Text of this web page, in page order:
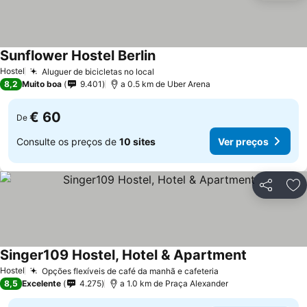
Hostel Aluguer de bicicletas no local
Sunflower Hostel BerlinVer preços
8,2 Muito boa 9.401 a 0.5 km de Uber Arena
De € 60
Consulte os preços de 10 sites Ver preços
Partilhar
Hostel Opções flexíveis de café da manhã e cafeteria
Singer109 Hostel, Hotel & Apartment
8,5 Excelente 4.275 a 1.0 km de Praça Alexander